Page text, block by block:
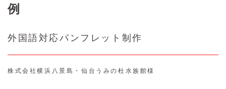
例
外国語対応パンフレット制作
株式会社横浜八景島・仙台うみの杜水族館様